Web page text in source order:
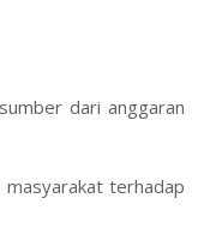
dari anggaran
terhadap